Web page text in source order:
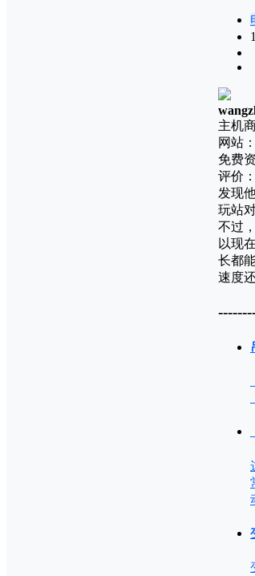
主机
网站：
免费
评价
发现
玩站
不过
以现
长都
速度